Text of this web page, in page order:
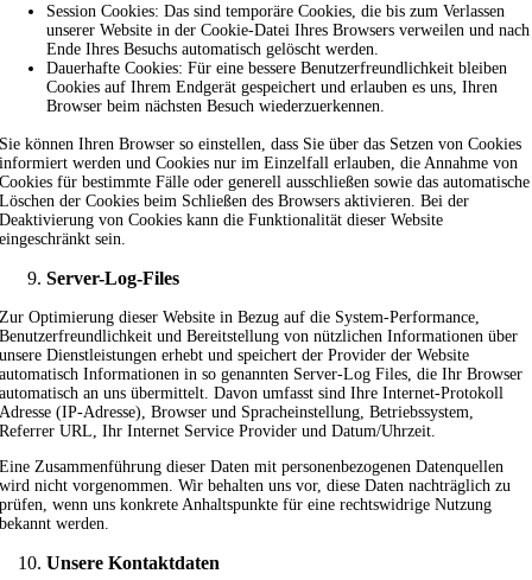
Session Cookies: Das sind temporäre Cookies, die bis zum Verlassen
unserer Website in der Cookie-Datei Ihres Browsers verweilen und nach
Ende Ihres Besuchs automatisch gelöscht werden.
Dauerhafte Cookies: Für eine bessere Benutzerfreundlichkeit bleiben
Cookies auf Ihrem Endgerät gespeichert und erlauben es uns, Ihren
Browser beim nächsten Besuch wiederzuerkennen.
Sie können Ihren Browser so einstellen, dass Sie über das Setzen von Cookies
informiert werden und Cookies nur im Einzelfall erlauben, die Annahme von
Cookies für bestimmte Fälle oder generell ausschließen sowie das automatische
Löschen der Cookies beim Schließen des Browsers aktivieren. Bei der
Deaktivierung von Cookies kann die Funktionalität dieser Website
eingeschränkt sein.
Server-Log-Files
Zur Optimierung dieser Website in Bezug auf die System-Performance,
Benutzerfreundlichkeit und Bereitstellung von nützlichen Informationen über
unsere Dienstleistungen erhebt und speichert der Provider der Website
automatisch Informationen in so genannten Server-Log Files, die Ihr Browser
automatisch an uns übermittelt. Davon umfasst sind Ihre Internet-Protokoll
Adresse (IP-Adresse), Browser und Spracheinstellung, Betriebssystem,
Referrer URL, Ihr Internet Service Provider und Datum/Uhrzeit.
Eine Zusammenführung dieser Daten mit personenbezogenen Datenquellen
wird nicht vorgenommen. Wir behalten uns vor, diese Daten nachträglich zu
prüfen, wenn uns konkrete Anhaltspunkte für eine rechtswidrige Nutzung
bekannt werden.
Unsere Kontaktdaten